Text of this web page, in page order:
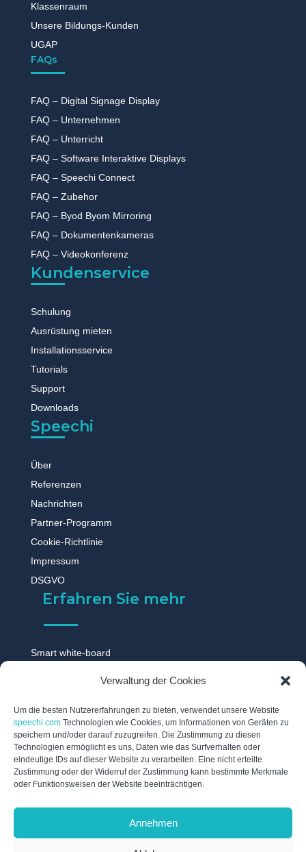
Verwaltung der Cookies
Um die besten Nutzererfahrungen zu bieten, verwendet unsere Website
speechi.com Technologien wie Cookies, um Informationen von Geräten zu
speichern und/oder darauf zuzugreifen. Die Zustimmung zu diesen
Technologien ermöglicht es uns, Daten wie das Surfverhalten oder
eindeutige IDs auf dieser Website zu verarbeiten. Eine nicht erteilte
Zustimmung oder der Widerruf der Zustimmung kann bestimmte Merkmale
oder Funktionsweisen der Website beeinträchtigen.
Annehmen
Klassenraum
Unsere Bildungs-Kunden
UGAP
FAQs
FAQ – Digital Signage Display
FAQ – Unternehmen
FAQ – Unterricht
FAQ – Software Interaktive Displays
FAQ – Speechi Connect
FAQ – Zubehor
FAQ – Byod Byom Mirroring
FAQ – Dokumentenkameras
FAQ – Videokonferenz
Kundenservice
Schulung
Ausrüstung mieten
Installationsservice
Tutorials
Support
Downloads
Speechi
Über
Referenzen
Nachrichten
Partner-Programm
Cookie-Richtlinie
Impressum
DSGVO
Erfahren Sie mehr
Smart white-board
Digitales whiteboard
Touch display
Digitale schwarzes brett
Interaktive tafel
Interaktives whiteboard
Elektronische tafel